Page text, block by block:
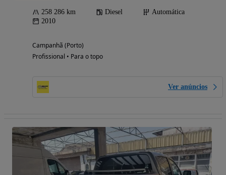
258 286 km Diesel
Automática
2010
Campanhã (Porto)
Profissional • Para o topo
Ver anúncios